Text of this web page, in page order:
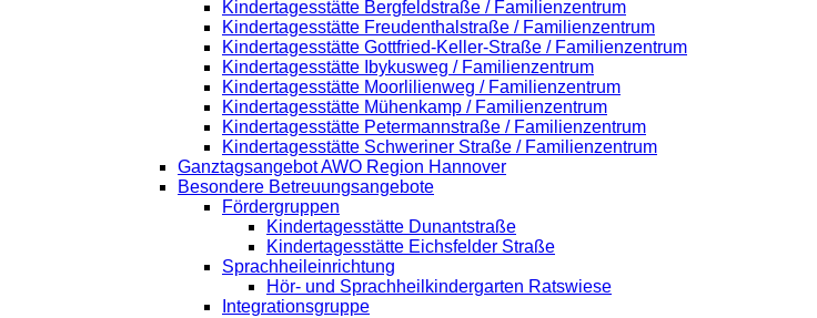
Kindertagesstätte Bergfeldstraße / Familienzentrum
Kindertagesstätte Freudenthalstraße / Familienzentrum
Kindertagesstätte Gottfried-Keller-Straße / Familienzentrum
Kindertagesstätte Ibykusweg / Familienzentrum
Kindertagesstätte Moorlilienweg / Familienzentrum
Kindertagesstätte Mühenkamp / Familienzentrum
Kindertagesstätte Petermannstraße / Familienzentrum
Kindertagesstätte Schweriner Straße / Familienzentrum
Ganztagsangebot AWO Region Hannover
Besondere Betreuungsangebote
Fördergruppen
Kindertagesstätte Dunantstraße
Kindertagesstätte Eichsfelder Straße
Sprachheileinrichtung
Hör- und Sprachheilkindergarten Ratswiese
Integrationsgruppe